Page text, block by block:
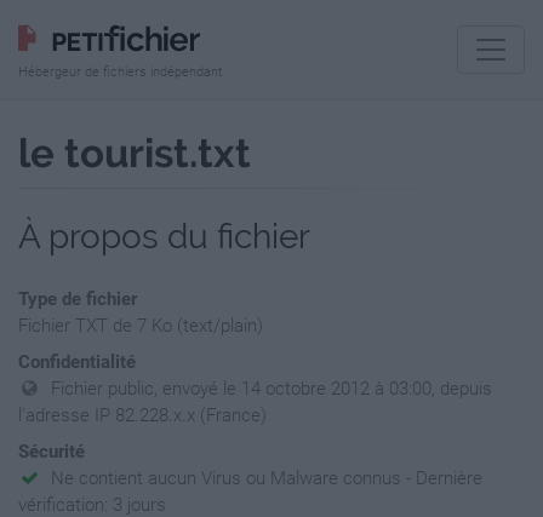
Hébergeur de fichiers indépendant
le tourist.txt
À propos du fichier
Type de fichier
Fichier TXT de 7 Ko (text/plain)
Confidentialité
Fichier public, envoyé le 14 octobre 2012 à 03:00, depuis
l'adresse IP 82.228.x.x (France)
Sécurité
Ne contient aucun Virus ou Malware connus - Dernière
vérification: 3 jours